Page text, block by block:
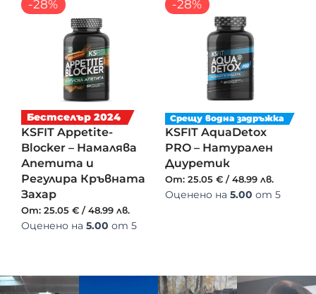
-28%
Бестселър 2024
KSFIT Appetite-
Blocker – Намалява
Апетита и
Регулира Кръвната
Захар
От: 25.05 € /48.99 лв.
Оценено на 5.00 от 5
-28%
Срещу водна задръжка
KSFIT AquaDetox
PRO – Натурален
Диуретик
От: 25.05 € /48.99 лв.
Оценено на 5.00 от 5